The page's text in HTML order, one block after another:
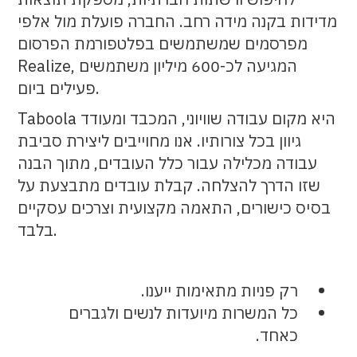
● לקיחת אחריות מקצה לקצה – עיצוב,
פיתוח, הטמעה, ניטור ותחזוקה של מוצרים
עבור יצרניות הסלולר הגדולות בעולם.
הגדולות בעולם.
Deep Learning
ניסיון בפיתוח תוכנה בסביבות
חישוב מבוזרות
ניהול מחזור החיים המלא של
אלגוריתמים בחברה – כולל ניתוח
דאטה, פיתוח רעיונות, יישום
אלגוריתמים בסביבת ייצור, ניטור
ומשמעותית על הכנסות החברה
עבודה יומיומית עם תחומים חמים
● יתרון: ניסיון ב-Python, R או שפת
סקריפט אחרת
הבנה סטטיסטית ויכולת ליישם
סטטיסטיקה בניתוח דאטה
ניסיון קודם כאנליסט/ית מוצר או
בתפקיד אנליטי בצוות מוצרי
הזדמנויות לשיפור מוצרי
● לחקור ולנתח כמויות גדולות של דאטה כדי
מדידות בקנה מידה רחב. החברה פועלת מול אלפי
מפרסמים שמשתמשים בפלטפורמת הפרסום
Realize, המגיעה לכ-600 מיליון משתמשים
פעילים ביום.
Taboola היא מקום עבודה שוויוני, המכבד ומעודד
גיוון בכל צורותיו. אנו מחוייבים ליצירת סביבת
עבודה מכלילה עבור כלל העובדים, מתוך הבנה
שזו הדרך להצלחה. קבלת עובדים מתבצעת על
בסיס כישורים, התאמה מקצועית וצרכים עסקיים
בלבד.
רק פניות מתאימות ייענו.
כל המשרות מיועדות לנשים ולגברים
כאחד.